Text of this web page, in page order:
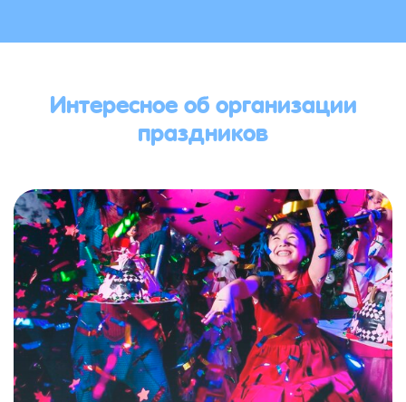
Интересное об организации
праздников